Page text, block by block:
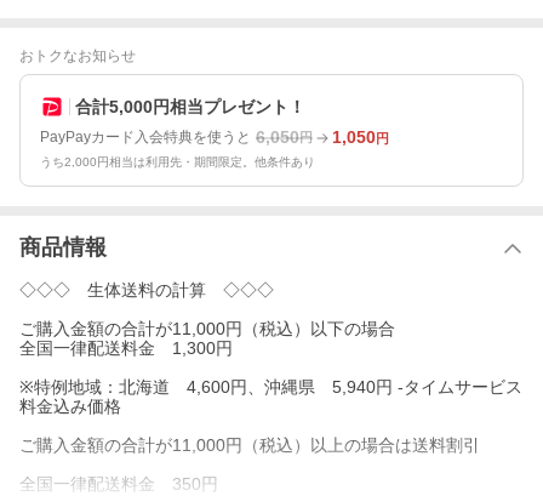
おトクなお知らせ
合計5,000円相当プレゼント！
PayPayカード入会特典を使うと 6,050円 1,050円
うち2,000円相当は利用先・期間限定。他条件あり
商品情報
◇◇◇ 生体送料の計算 ◇◇◇
ご購入金額の合計が11,000円（税込）以下の場合
全国一律配送料金 1,300円
※特例地域：北海道 4,600円、沖縄県 5,940円 -タイムサービス
料金込み価格
ご購入金額の合計が11,000円（税込）以上の場合は送料割引
全国一律配送料金 350円